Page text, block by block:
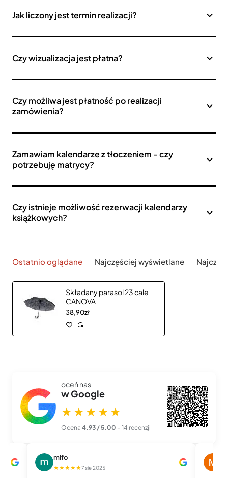
Jak liczony jest termin realizacji?
Czy wizualizacja jest płatna?
Czy możliwa jest płatność po realizacji
zamówienia?
Zamawiam kalendarze z tłoczeniem - czy
potrzebuję matrycy?
Czy istnieje możliwość rezerwacji kalendarzy
książkowych?
Ostatnio oglądane Najczęściej wyświetlane
Składany parasol 23 cale
CANOVA
38,90zł
oceń nas
w Google
★★★★★
Ocena 4.93 / 5.00 – 14 recenzji
mifo
★★★★★7 sie 2025